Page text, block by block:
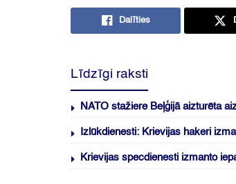
Dalīties
Līdzīgi raksti
NATO stažiere Beļģijā aizturēta
Izlūkdienesti: Krievijas hakeri
Krievijas specdienesti izmanto